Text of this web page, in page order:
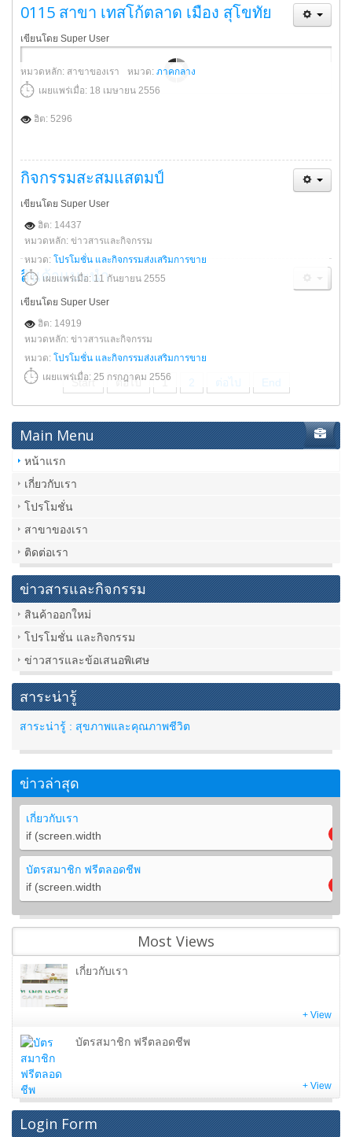
0115 สาขา เทสโก้ตลาด เมือง สุโขทัย
เขียนโดย Super User
หมวดหลัก: สาขาของเรา หมวด: ภาคกลาง
เผยแพร่เมื่อ: 18 เมษายน 2556
ฮิต: 5296
กิจกรรมสะสมแสตมป์
เขียนโดย Super User
หมวดหลัก: ข่าวสารและกิจกรรม
หมวด: โปรโมชั่น และกิจกรรมส่งเสริมการขาย
เผยแพร่เมื่อ: 11 กันยายน 2555
ฮิต: 14437
สินค้าแนะนำ
เขียนโดย Super User
หมวดหลัก: ข่าวสารและกิจกรรม
หมวด: โปรโมชั่น และกิจกรรมส่งเสริมการขาย
เผยแพร่เมื่อ: 25 กรกฎาคม 2556
ฮิต: 14919
Start ต่อไป 1 2 ต่อไป End
Main Menu
หน้าแรก
เกี่ยวกับเรา
โปรโมชั่น
สาขาของเรา
ติดต่อเรา
ข่าวสารและกิจกรรม
สินค้าออกใหม่
โปรโมชั่น และกิจกรรม
ข่าวสารและข้อเสนอพิเศษ
สาระน่ารู้
สาระน่ารู้ : สุขภาพและคุณภาพชีวิต
ข่าวล่าสุด
เกี่ยวกับเรา
if (screen.width
บัตรสมาชิก ฟรีตลอดชีพ
if (screen.width
Most Views
เกี่ยวกับเรา
+ View
บัตรสมาชิก ฟรีตลอดชีพ
+ View
Login Form